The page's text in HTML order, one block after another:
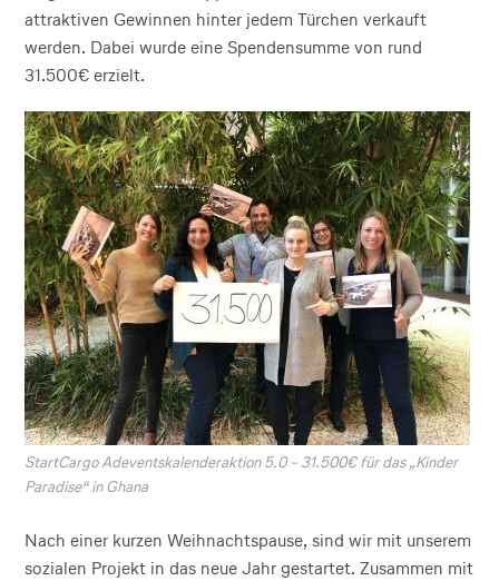
attraktiven Gewinnen hinter jedem Türchen verkauft
werden. Dabei wurde eine Spendensumme von rund
31.500€ erzielt.
StartCargo Adeventskalenderaktion 5.0 – 31.500€ für das „Kinder
Paradise“ in Ghana
Nach einer kurzen Weihnachtspause, sind wir mit unserem
sozialen Projekt in das neue Jahr gestartet. Zusammen mit